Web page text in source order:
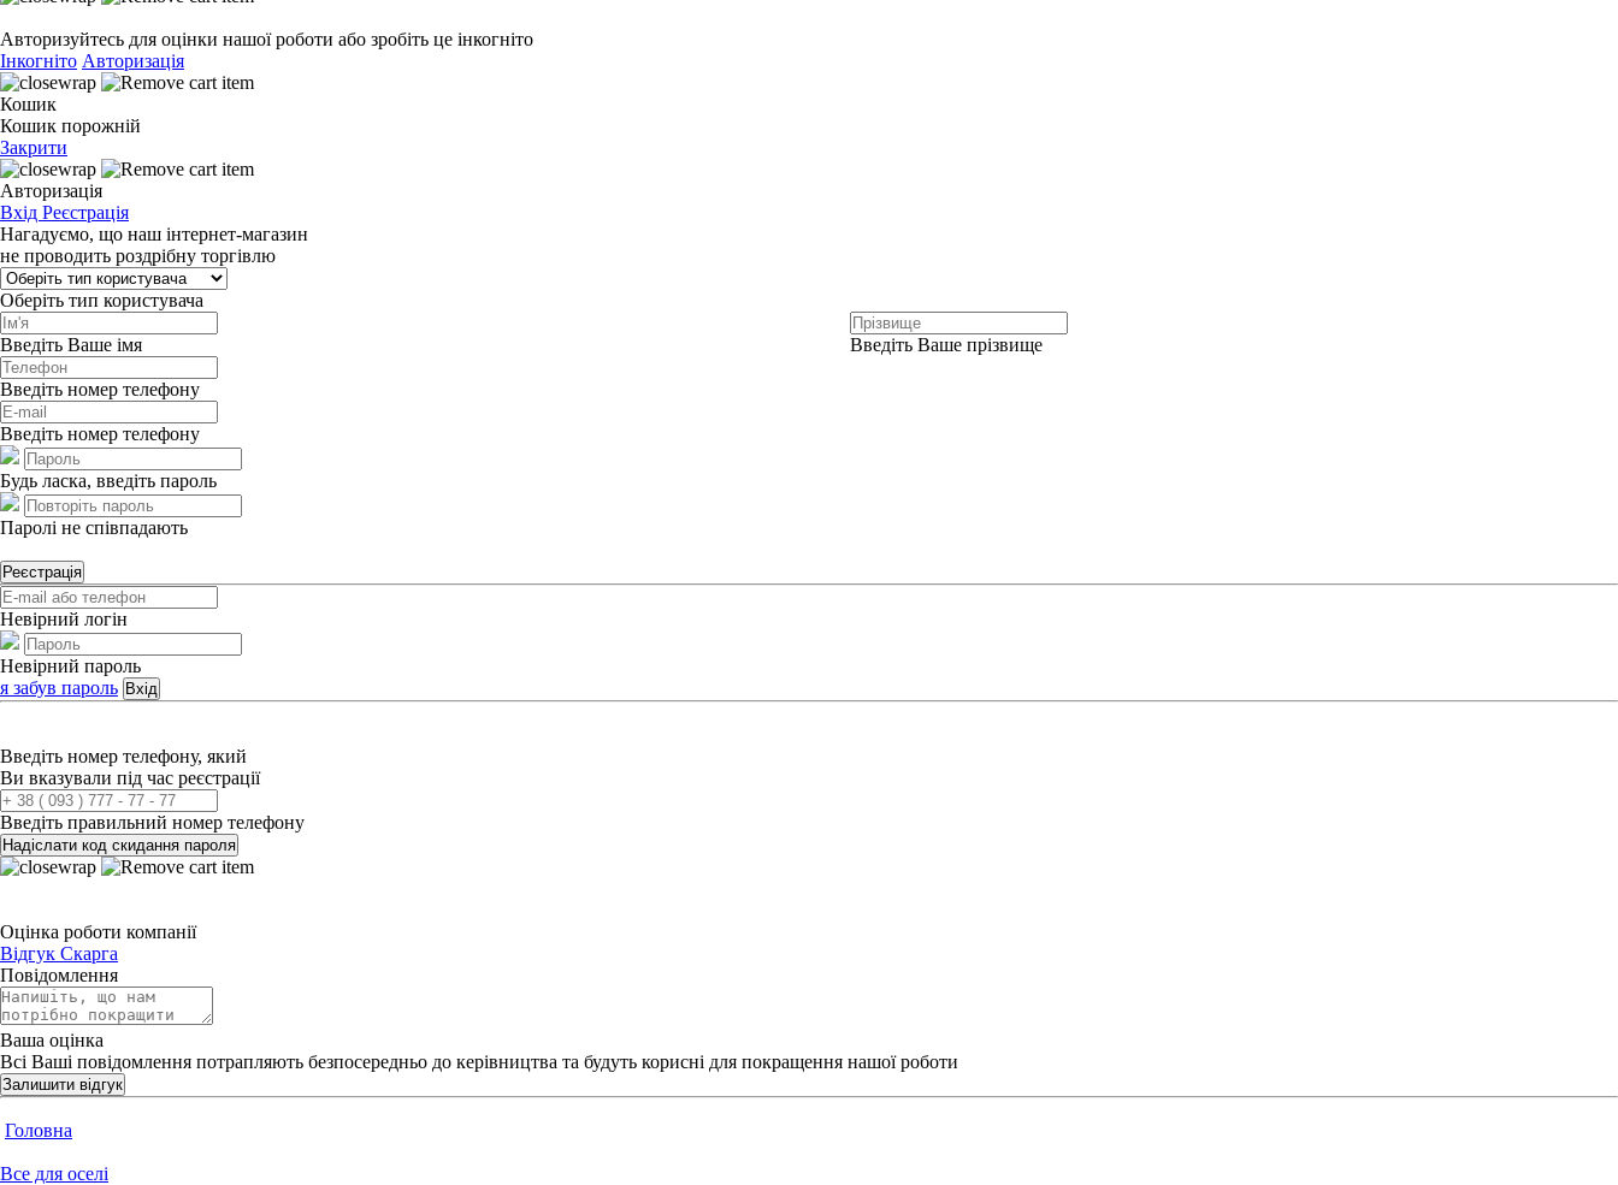
Авторизуйтесь для оцінки нашої роботи або зробіть це інкогніто
Інкогніто Авторизація
Кошик
Кошик порожній
Закрити
Авторизація
Вхід Реєстрація
Нагадуємо, що наш інтернет-магазин
не проводить роздрібну торгівлю
Оберіть тип користувача
Введіть Ваше імя Введіть Ваше прізвище
Введіть номер телефону
Введіть номер телефону
Будь ласка, введіть пароль
Паролі не співпадають
Реєстрація
Невірний логін
Невірний пароль
я забув пароль Вхід
Введіть номер телефону, який
Ви вказували під час реєстрації
Введіть правильний номер телефону
Надіслати код скидання пароля
Оцінка роботи компанії
Відгук Скарга
Повідомлення
Ваша оцінка
Всі Ваші повідомлення потрапляють безпосередньо до керівництва та будуть корисні для покращення нашої роботи
Залишити відгук
Головна
Все для оселі